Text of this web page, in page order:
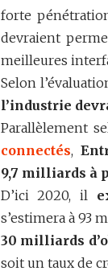
forte
devraient
meilleures
Selon
l’industrie
Parallèlement
connectés,
9,7 milliards à
D’ici 2020, il
s’estimera à 93
30 milliards
soit un taux de